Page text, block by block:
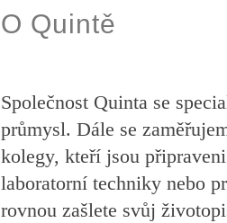
O Quintě
Společnost Quinta se
průmysl. Dále se
kolegy, kteří jsou
laboratorní techniky nebo
rovnou zašlete svůj